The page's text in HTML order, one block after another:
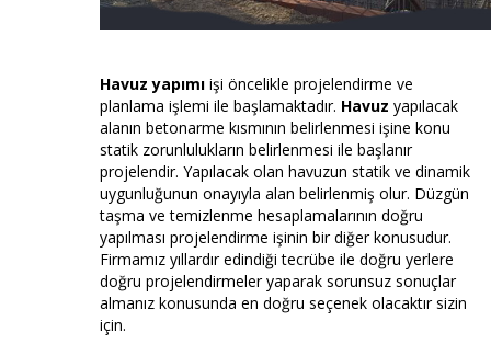
Havuz yapımı işi öncelikle projelendirme ve
planlama işlemi ile başlamaktadır. Havuz yapılacak
alanın betonarme kısmının belirlenmesi işine konu
statik zorunlulukların belirlenmesi ile başlanır
projelendir. Yapılacak olan havuzun statik ve dinamik
uygunluğunun onayıyla alan belirlenmiş olur. Düzgün
taşma ve temizlenme hesaplamalarının doğru
yapılması projelendirme işinin bir diğer konusudur.
Firmamız yıllardır edindiği tecrübe ile doğru yerlere
doğru projelendirmeler yaparak sorunsuz sonuçlar
almanız konusunda en doğru seçenek olacaktır sizin
için.